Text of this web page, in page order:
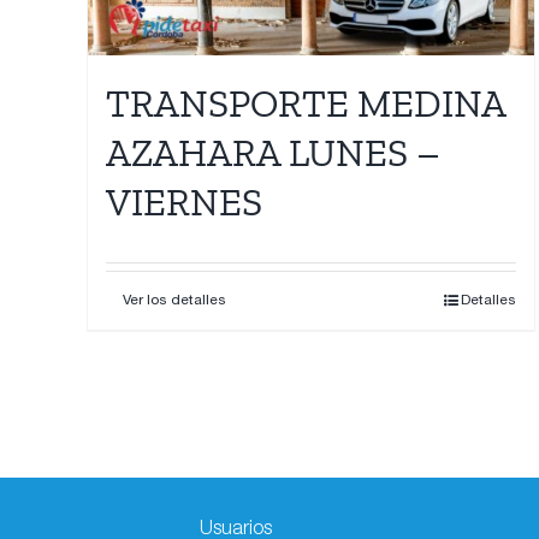
TRANSPORTE MEDINA
AZAHARA LUNES –
VIERNES
Ver los detalles Detalles
Usuarios